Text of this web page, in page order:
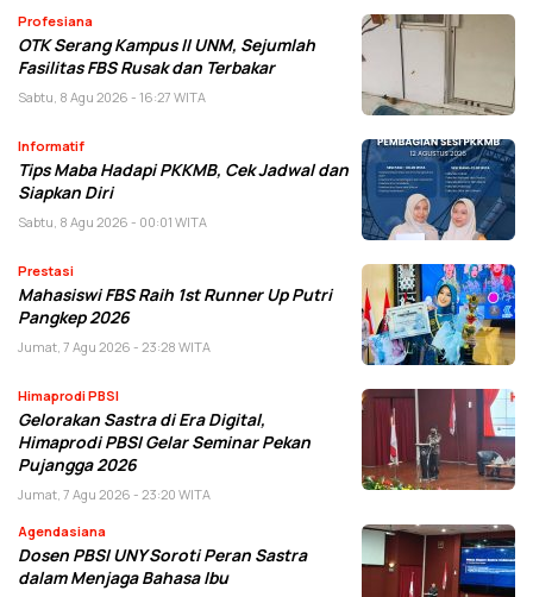
Profesiana
OTK Serang Kampus II UNM, Sejumlah
Fasilitas FBS Rusak dan Terbakar
Sabtu, 8 Agu 2026 - 16:27 WITA
Informatif
Tips Maba Hadapi PKKMB, Cek Jadwal dan
Siapkan Diri
Sabtu, 8 Agu 2026 - 00:01 WITA
Prestasi
Mahasiswi FBS Raih 1st Runner Up Putri
Pangkep 2026
Jumat, 7 Agu 2026 - 23:28 WITA
Himaprodi PBSI
Gelorakan Sastra di Era Digital,
Himaprodi PBSI Gelar Seminar Pekan
Pujangga 2026
Jumat, 7 Agu 2026 - 23:20 WITA
Agendasiana
Dosen PBSI UNY Soroti Peran Sastra
dalam Menjaga Bahasa Ibu